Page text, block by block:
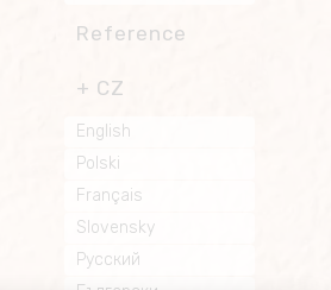
Reference
CZ
English
Polski
Français
Slovensky
Русский